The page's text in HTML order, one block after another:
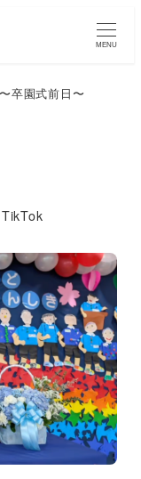
MENU
〜卒園式前日〜
ゴリー
TikTok